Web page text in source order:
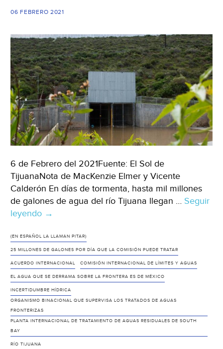
06 FEBRERO 2021
6 de Febrero del 2021Fuente: El Sol de
TijuanaNota de MacKenzie Elmer y Vicente
Calderón En días de tormenta, hasta mil millones
de galones de agua del río Tijuana llegan … Seguir
leyendo Las
¿De
quién
es
el
agua
del
Río
Tijuana
y
→
(EN ESPAÑOL LA LLAMAN PITAR)
25 MILLONES DE GALONES POR DÍA QUE LA COMISIÓN PUEDE TRATAR
ACUERDO INTERNACIONAL COMISIÓN INTERNACIONAL DE LÍMITES Y AGUAS
EL AGUA QUE SE DERRAMA SOBRE LA FRONTERA ES DE MÉXICO
INCERTIDUMBRE HÍDRICA
ORGANISMO BINACIONAL QUE SUPERVISA LOS TRATADOS DE AGUAS
FRONTERIZAS
PLANTA INTERNACIONAL DE TRATAMIENTO DE AGUAS RESIDUALES DE SOUTH
BAY
RÍO TIJUANA